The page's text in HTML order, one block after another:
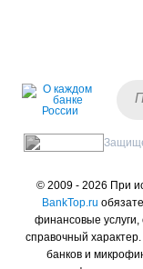
© 2009 - 2026 При
BankTop.ru
финансовые
справочный
банков и